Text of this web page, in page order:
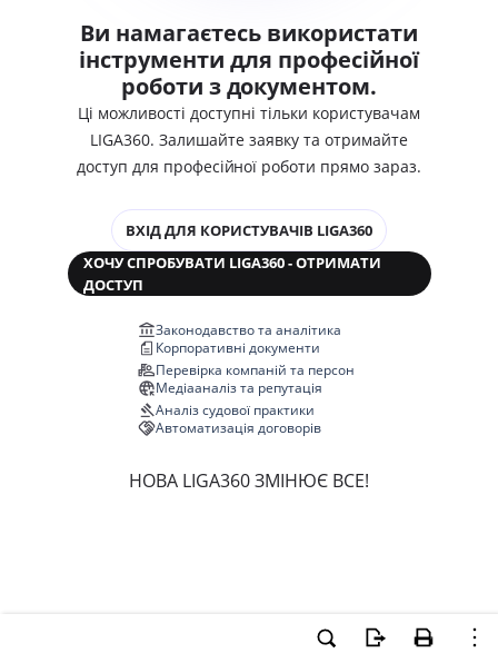
Ви намагаєтесь використати
інструменти для професійної
роботи з документом.
Ці можливості доступні тільки користувачам
LIGA360. Залишайте заявку та отримайте
доступ для професійної роботи прямо зараз.
ВХІД ДЛЯ КОРИСТУВАЧІВ LIGA360
ХОЧУ СПРОБУВАТИ LIGA360 - ОТРИМАТИ
ДОСТУП
Законодавство та аналітика
Корпоративні документи
Перевірка компаній та персон
Медіааналіз та репутація
Аналіз судової практики
Автоматизація договорів
НОВА LIGA360 ЗМІНЮЄ ВСЕ!